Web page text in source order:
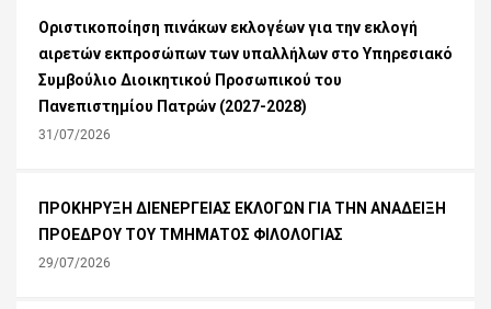
Οριστικοποίηση πινάκων εκλογέων για την εκλογή
αιρετών εκπροσώπων των υπαλλήλων στο Υπηρεσιακό
Συμβούλιο Διοικητικού Προσωπικού του
Πανεπιστημίου Πατρών (2027-2028)
31/07/2026
ΠΡΟΚΗΡΥΞΗ ΔΙΕΝΕΡΓΕΙΑΣ ΕΚΛΟΓΩΝ ΓΙΑ ΤΗΝ ΑΝΑΔΕΙΞΗ
ΠΡΟΕΔΡΟΥ ΤΟΥ ΤΜΗΜΑΤΟΣ ΦΙΛΟΛΟΓΙΑΣ
29/07/2026